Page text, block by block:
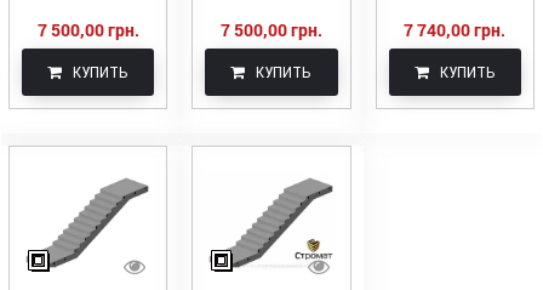
7 500,00 грн.
КУПИТЬ
7 500,00 грн.
КУПИТЬ
7 740,00 грн.
КУПИТЬ